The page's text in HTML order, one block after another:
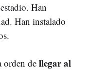
Han
Han instalado
orden de llegar al